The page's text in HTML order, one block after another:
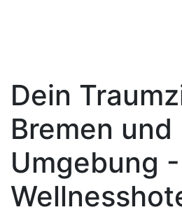
Dein
Bremen und
Umgebung -